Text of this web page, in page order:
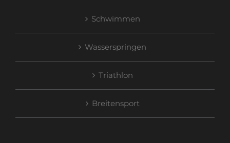
Schwimmen
Wasserspringen
Triathlon
Breitensport